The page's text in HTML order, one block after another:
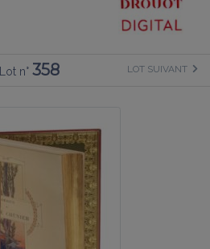
Lot n°358 LOT SUIVANT